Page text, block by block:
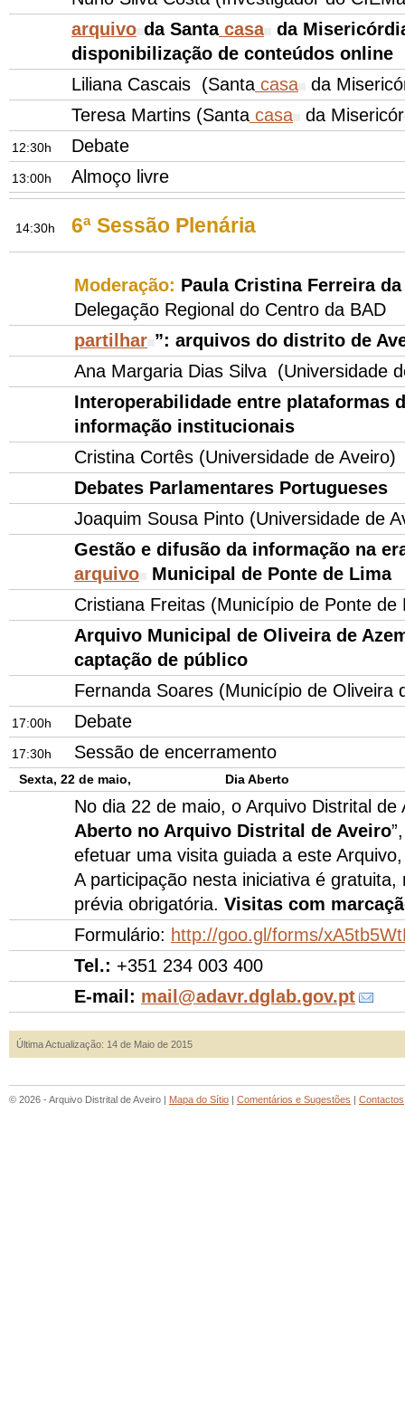
arquivo da Santacasa
da
disponibilização de conteúdos online
Liliana Cascais (Santa casa
da
Teresa Martins (Santa casa da
12:30h Debate
13:00h Almoço livre
14:30h 6ª Sessão Plenária
Moderação: Paula Cristina Ferreira
Delegação Regional do Centro da BAD
partilhar ”: arquivos do distrito de
Ana Margaria Dias Silva (Universidade
Interoperabilidade entre plataformas
informação institucionais
Cristina Cortês (Universidade de Aveiro)
Debates Parlamentares Portugueses
Joaquim Sousa Pinto (Universidade de
Gestão e difusão da informação na
arquivo
Municipal de Ponte de Lima
Cristiana Freitas (Município de Ponte de
Arquivo Municipal de Oliveira de
captação de público
Fernanda Soares (Município de Oliveira
17:00h Debate
17:30h Sessão de encerramento
Sexta, 22 de maio, Dia Aberto
No dia 22 de maio, o Arquivo Distrital de
Aberto no Arquivo Distrital de Aveiro
efetuar uma visita guiada a este Arquivo,
A participação nesta iniciativa é
prévia obrigatória. Visitas com
Formulário: http://goo.gl/forms/
Tel.: +351 234 003 400
E-mail: mail@adavr.dglab.gov.pt
Última Actualização: 14 de Maio de 2015
© 2026 - Arquivo Distrital de Aveiro | Mapa do Sítio | Comentários e Sugestões | Contactos